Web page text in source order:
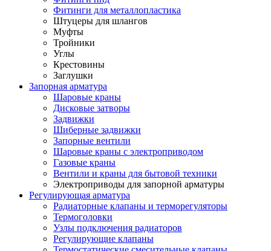
Фитинги для металлопластика
Штуцеры для шлангов
Муфты
Тройники
Углы
Крестовины
Заглушки
Запорная арматура
Шаровые краны
Дисковые затворы
Задвижки
Шиберные задвижки
Запорные вентили
Шаровые краны с электроприводом
Газовые краны
Вентили и краны для бытовой техники
Электроприводы для запорной арматуры
Регулирующая арматура
Радиаторные клапаны и терморегуляторы
Термоголовки
Узлы подключения радиаторов
Регулирующие клапаны